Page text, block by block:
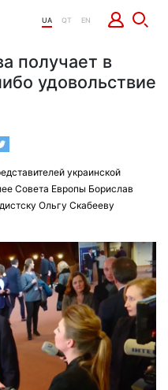
UA QT EN
получает в
удовольствие
украинской
Совета Европы Борислав
Ольгу Скабееву